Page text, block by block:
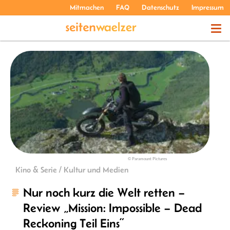
Mitmachen FAQ Datenschutz Impressum
THEMEN
PODCASTS
ÜBER UNS
© Paramount Pictures
Kino & Serie / Kultur und Medien
Nur noch kurz die Welt retten –
Review „Mission: Impossible – Dead
Reckoning Teil Eins“